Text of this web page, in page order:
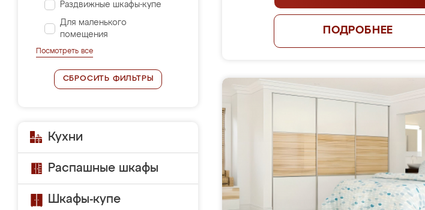
Раздвижные шкафы-купе
Для маленького
помещения
Посмотреть все
СБРОСИТЬ ФИЛЬТРЫ
Кухни
Распашные шкафы
Шкафы-купе
ПОДРОБНЕЕ